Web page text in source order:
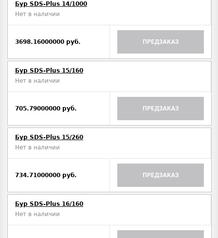
Бур SDS-Plus 14/1000
Нет в наличии
3698.16000000 руб. ПРЕДЗАКАЗ
Бур SDS-Plus 15/160
Нет в наличии
705.79000000 руб. ПРЕДЗАКАЗ
Бур SDS-Plus 15/260
Нет в наличии
734.71000000 руб. ПРЕДЗАКАЗ
Бур SDS-Plus 16/160
Нет в наличии